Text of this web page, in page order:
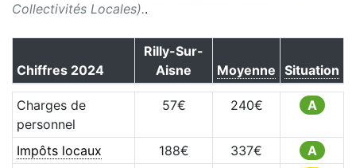
Collectivités Locales)..
Chiffres 2024
Rilly-Sur-
Aisne
Moyenne Situation
Charges de
personnel
57€ 240€ A
Impôts locaux 188€ 337€
A